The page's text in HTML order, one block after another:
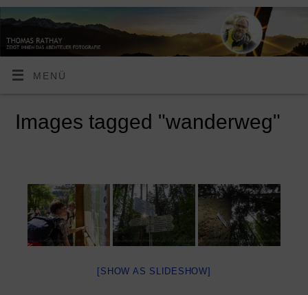
MENÜ
Images tagged "wanderweg"
[SHOW AS SLIDESHOW]